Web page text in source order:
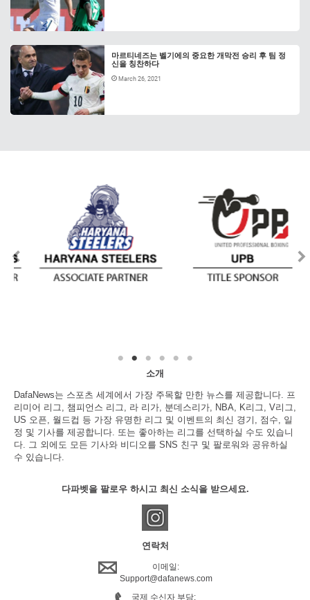
마르티네즈는 벨기에의 중요한 개막전 승리 후 팀 정
신을 칭찬하다
March 26, 2021
소개
DafaNews는 스포츠 세계에서 가장 주목할 만한 뉴스를 제공합니다. 프
리미어 리그, 챔피언스 리그, 라 리가, 분데스리가, NBA, K리그, V리그,
US 오픈, 월드컵 등 가장 유명한 리그 및 이벤트의 최신 경기, 점수, 일
정 및 기사를 제공합니다. 또는 좋아하는 리그를 선택하실 수도 있습니
다. 그 외에도 모든 기사와 비디오를 SNS 친구 및 팔로워와 공유하실
수 있습니다.
다파벳을 팔로우 하시고 최신 소식을 받으세요.
연락처
이메일:
Support@dafanews.com
국제 수신자 부담: